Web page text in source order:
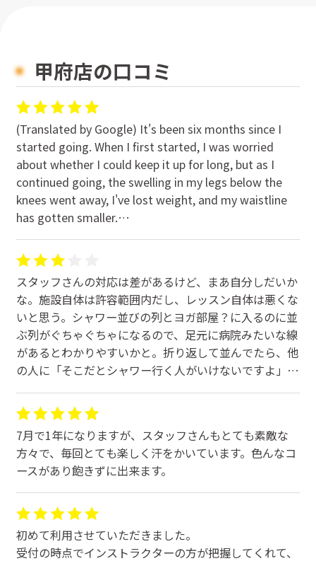
甲府店の口コミ
(Translated by Google) It's been six months since I
started going. When I first started, I was worried
about whether I could keep it up for long, but as I
continued going, the swelling in my legs below the
knees went away, I've lost weight, and my waistline
has gotten smaller.
At my workplace health check, the doctor said,
"You've lost weight!" so I told him I was going to
LAVA.
Encouraged, I changed my course (lol).
The instructors were very friendly, so I recommended
the program to everyone at work. I hope to continue
to enjoy going.
Thank you!
(Original)
通い始めて半年経ちました。通い始めた当初は、長く続
けられるか不安でしたが、通っていくうちに足の膝下か
らのむくみがなくなり、今は体重も減り、腹囲も減って
きました。
職場の健康診断でも、医師から「痩せたねー！」と言わ
気をよくした私は、コース変更をしました（笑）
インストラクターの方々の接客態度もよく、職場のみん
なにも勧めました。引き続き、楽しく通えたらと思いま
スタッフさんの対応は差があるけど、まあ自分しだいか
な。施設自体は許容範囲内だし、レッスン自体は悪くな
いと思う。シャワー並びの列とヨガ部屋？に入るのに並
ぶ列がぐちゃぐちゃになるので、足元に病院みたいな線
があるとわかりやすいかと。折り返して並んでたら、他
の人に「そこだとシャワー行く人がいけないですよ」と
っていう感じのポスターの圧がすごい。ホットヨガ自体
はおすすめ。予約は取りずらい・・・。
7月で1年になりますが、スタッフさんもとても素敵な
方々で、毎回とても楽しく汗をかいています。色んなコ
ースがあり飽きずに出来ます。
初めて利用させていただきました。
受付の時点でインストラクターの方が把握してくれて、